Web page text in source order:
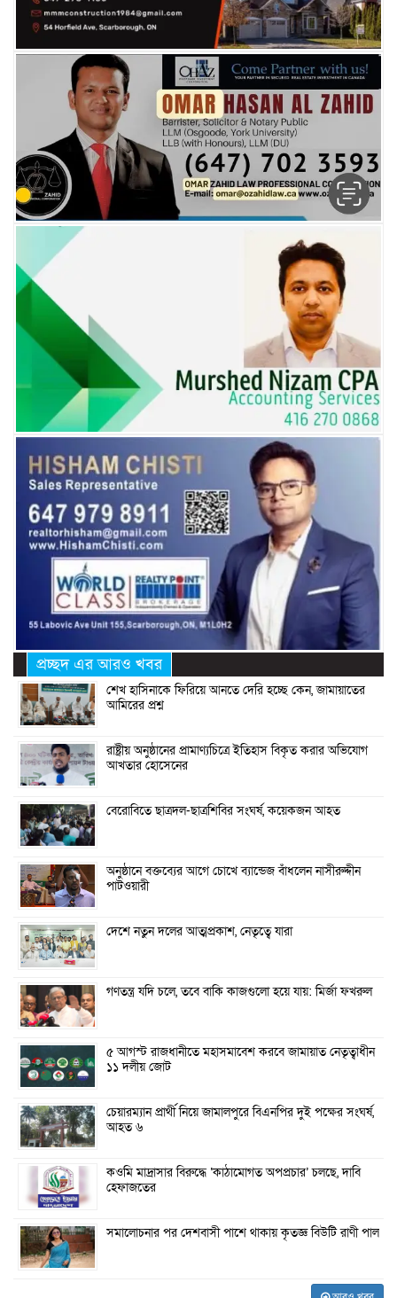
প্রচ্ছদ এর আরও খবর
শেখ হাসিনাকে ফিরিয়ে আনতে দেরি হচ্ছে কেন, জামায়াতের
আমিরের প্রশ্ন
রাষ্ট্রীয় অনুষ্ঠানের প্রামাণ্যচিত্রে ইতিহাস বিকৃত করার অভিযোগ
আখতার হোসেনের
বেরোবিতে ছাত্রদল-ছাত্রশিবির সংঘর্ষ, কয়েকজন আহত
অনুষ্ঠানে বক্তব্যের আগে চোখে ব্যান্ডেজ বাঁধলেন নাসীরুদ্দীন
পাটওয়ারী
দেশে নতুন দলের আত্মপ্রকাশ, নেতৃত্বে যারা
গণতন্ত্র যদি চলে, তবে বাকি কাজগুলো হয়ে যায়: মির্জা ফখরুল
৫ আগস্ট রাজধানীতে মহাসমাবেশ করবে জামায়াত নেতৃত্বাধীন
১১ দলীয় জোট
চেয়ারম্যান প্রার্থী নিয়ে জামালপুরে বিএনপির দুই পক্ষের সংঘর্ষ,
আহত ৬
কওমি মাদ্রাসার বিরুদ্ধে ‘কাঠামোগত অপপ্রচার’ চলছে, দাবি
হেফাজতের
সমালোচনার পর দেশবাসী পাশে থাকায় কৃতজ্ঞ বিউটি রাণী পাল